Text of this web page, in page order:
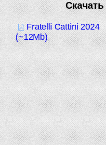
Скачать
Fratelli Cattini 2024
(~12Mb)